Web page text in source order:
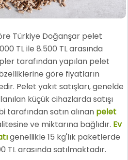
Türkiye Doğanşar pelet
TL ile 8.500 TL arasında
tarafından yapılan pelet
göre fiyatların
Pelet yakıt satışları, genelde
küçük cihazlarda satışı
tarafından satın alınan pelet
ve miktarına bağlıdır. Ev
genellikle 15 kg'lık paketlerde
TL arasında satılmaktadır.